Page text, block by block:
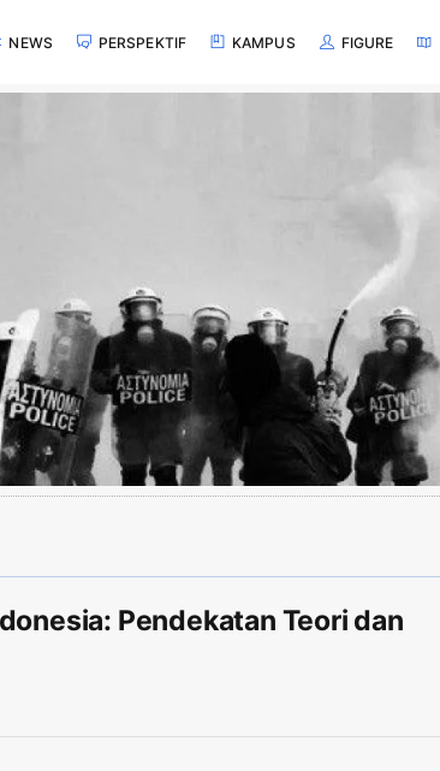
NEWS PERSPEKTIF KAMPUS FIGURE
Pendekatan Teori dan